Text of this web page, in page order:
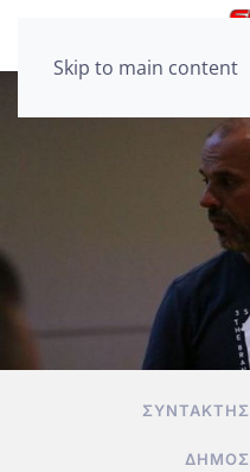
Skip to main content